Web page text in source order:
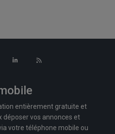
entièrement gratuite et
vos annonces et
votre téléphone mobile ou